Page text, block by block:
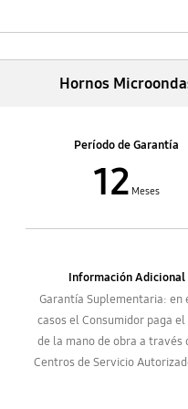
motor TIPO INVERTER,
partir de la fecha de
* Para mayor información,
términos y condiciones.
por separado
Hornos
Período de Garantía
12 Meses
Información Adicional
Garantía Suplementaria: en
casos el Consumidor paga
de la mano de obra a través
Centros de Servicio